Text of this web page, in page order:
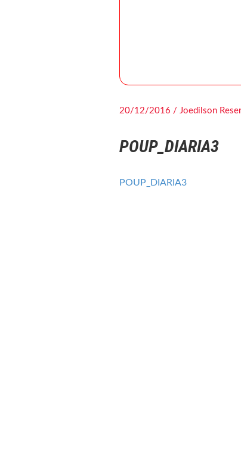
20/12/2016 / Joedilson
POUP_DIARIA3
POUP_DIARIA3